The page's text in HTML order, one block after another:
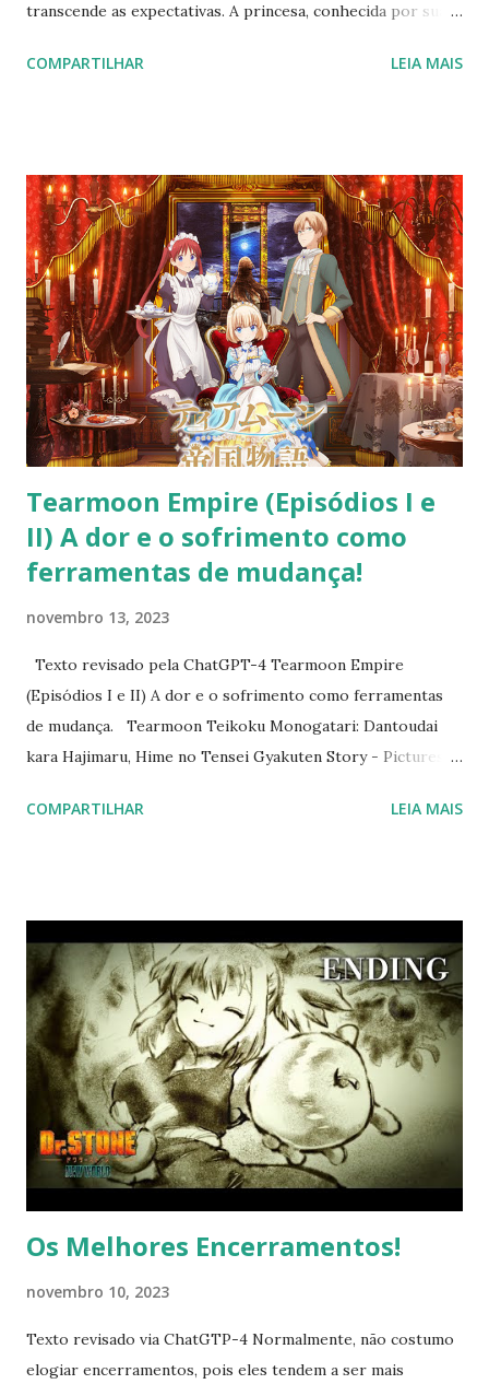
transcende as expectativas. A princesa, conhecida por sua
construção de um hospital numa área carente do reino. O
reforçando a ideia de que toda boa ação, por menor que
seja, pode desencadear mudanças significativas. Noite de
Natal: Um Haicai de Solidariedade Amor no Natal, Nuvem
canta pela paz, Solidariedade. Participe da Campanha de
Natal Neste espírito de generosidade, convido vocês a
participarem da campanha de Natal para crianças carentes.
As informações sobre como ajudar e sobre o sorteio de
quadrinhos do "Meu Monarca Favorito" estão disponíveis
nas imagens abaixo. Peço desculpas por eventuais erros ...
COMPARTILHAR LEIA MAIS
Tearmoon Empire (Episódios I e
II) A dor e o sofrimento como
ferramentas de mudança!
novembro 13, 2023
Texto revisado pela ChatGPT-4 Tearmoon Empire
(Episódios I e II) A dor e o sofrimento como ferramentas
de mudança. Tearmoon Teikoku Monogatari: Dantoudai
kara Hajimaru, Hime no Tensei Gyakuten Story - Pictures -
isso, venho publicando meus textos algum tempo depois
Obrigado! Tearmoon Empire é uma série escrita por
Nozomu e Mochitsuki e ilustrada por Gilse. A novel fez sua
estreia no site Shosetsuka ni Naro e, posteriormente,
começou a ser publicada pela TO Books, com distribuição
internacional pela J-Novel Club. Além das novels, a série
também foi adaptada para o formato de mangá, desenhado
por Mizu e Morino e comercializado pela Comic Corona
desde 2019. A trama acompanha Mia Luna Tearmoon, uma
princesa ao estilo de Maria Antonieta, que é pre...
COMPARTILHAR LEIA MAIS
Os Melhores Encerramentos!
novembro 10, 2023
Texto revisado via ChatGTP-4 Normalmente, não costumo
elogiar encerramentos, pois eles tendem a ser mais